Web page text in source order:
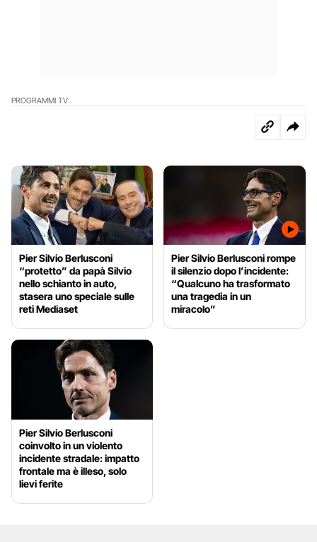
PROGRAMMI TV
Pier Silvio Berlusconi
“protetto” da papà Silvio
nello schianto in auto,
stasera uno speciale sulle
reti Mediaset
Pier Silvio Berlusconi rompe
il silenzio dopo l’incidente:
“Qualcuno ha trasformato
una tragedia in un
miracolo”
Pier Silvio Berlusconi
coinvolto in un violento
incidente stradale: impatto
frontale ma è illeso, solo
lievi ferite